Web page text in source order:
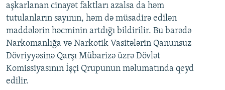
aşkarlanan cinayət faktları azalsa da həm
tutulanların sayının, həm də müsadirə edilən
maddələrin həcminin artdığı bildirilir. Bu barədə
Narkomanlığa və Narkotik Vasitələrin Qanunsuz
Dövriyyəsinə Qarşı Mübarizə üzrə Dövlət
Komissiyasının İşçi Qrupunun məlumatında qeyd
edilir.